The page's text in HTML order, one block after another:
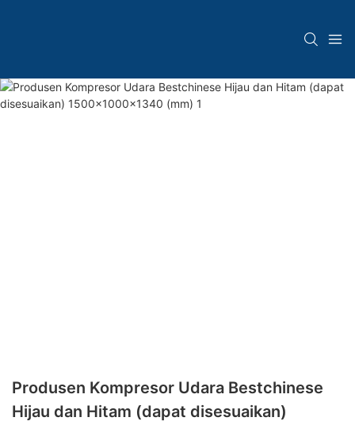
Produsen Kompresor Udara Bestchinese
Hijau dan Hitam (dapat disesuaikan)